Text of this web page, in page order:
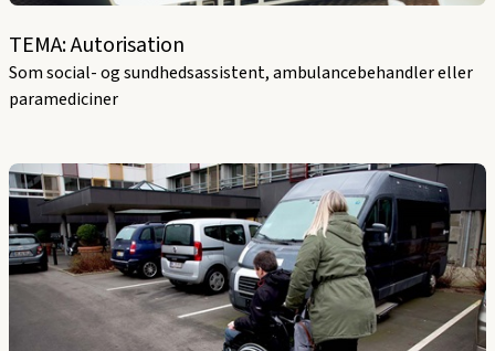
TEMA: Autorisation
Som social- og sundhedsassistent, ambulancebehandler eller
paramediciner